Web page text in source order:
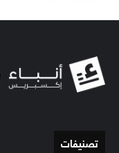
تصنيفات